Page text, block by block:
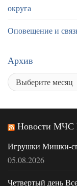
округа
Оповещение и
Архив
Новости МЧС
Игрушки Мишки-
05.08.2026
Четвертый день